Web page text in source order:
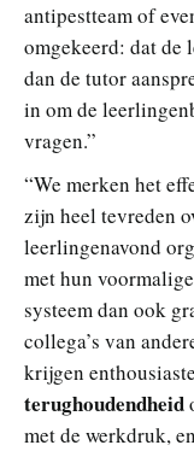
antipestteam of
omgekeerd: dat de
dan de tutor
in om de
vragen.”
“We merken het
zijn heel tevreden
leerlingenavond
met hun
systeem dan ook
collega’s van
krijgen
terughoudendheid
met de werkdruk,